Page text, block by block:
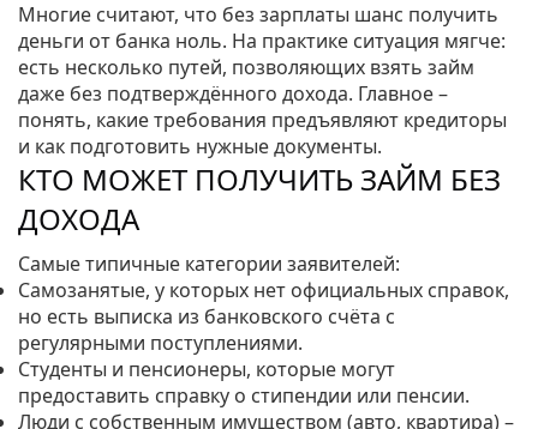
Многие считают, что без зарплаты шанс получить
деньги от банка ноль. На практике ситуация мягче:
есть несколько путей, позволяющих взять займ
даже без подтверждённого дохода. Главное –
понять, какие требования предъявляют кредиторы
и как подготовить нужные документы.
КТО МОЖЕТ ПОЛУЧИТЬ ЗАЙМ БЕЗ
ДОХОДА
Самые типичные категории заявителей:
Самозанятые, у которых нет официальных справок,
но есть выписка из банковского счёта с
регулярными поступлениями.
Студенты и пенсионеры, которые могут
предоставить справку о стипендии или пенсии.
Люди с собственным имуществом (авто, квартира) –